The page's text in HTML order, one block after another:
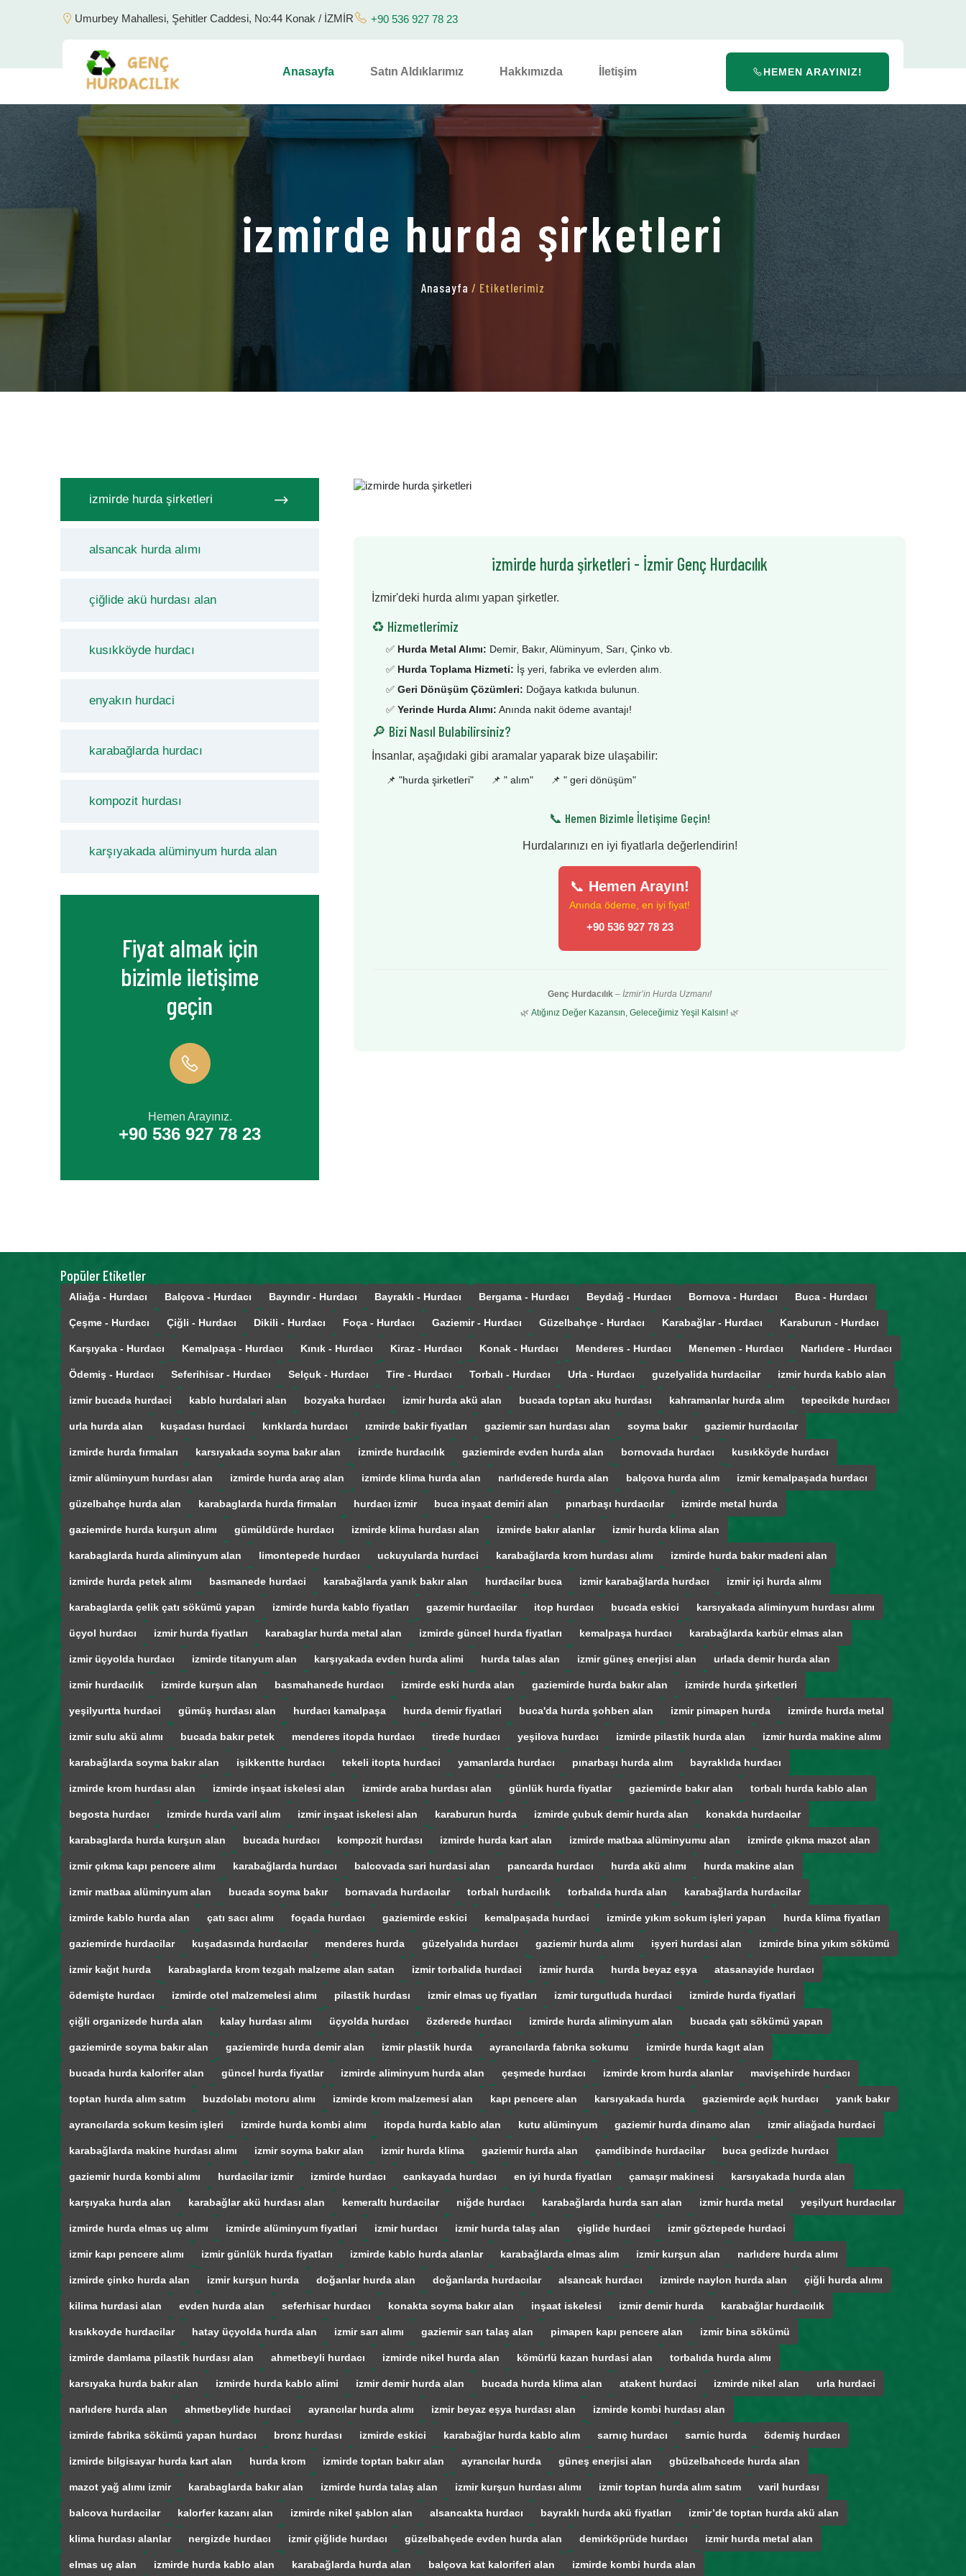
Umurbey Mahallesi, Şehitler Caddesi, No:44 Konak / İZMİR +90 536 927 78 23
Anasayfa Satın Aldıklarımız Hakkımızda İletişim HEMEN ARAYINIZ!
izmirde hurda şirketleri
Anasayfa / Etiketlerimiz
izmirde hurda şirketleri
alsancak hurda alımı
çiğlide akü hurdası alan
kusıkköyde hurdacı
enyakın hurdaci
karabağlarda hurdacı
kompozit hurdası
karşıyakada alüminyum hurda alan
Fiyat almak için
bizimle iletişime
geçin
Hemen Arayınız.
+90 536 927 78 23
izmirde hurda şirketleri - İzmir Genç Hurdacılık
İzmir'deki hurda alımı yapan şirketler.
♻️ Hizmetlerimiz
✅ Hurda Metal Alımı: Demir, Bakır, Alüminyum, Sarı, Çinko vb.
✅ Hurda Toplama Hizmeti: İş yeri, fabrika ve evlerden alım.
✅ Geri Dönüşüm Çözümleri: Doğaya katkıda bulunun.
✅ Yerinde Hurda Alımı: Anında nakit ödeme avantajı!
🔎 Bizi Nasıl Bulabilirsiniz?
İnsanlar, aşağıdaki gibi aramalar yaparak bize ulaşabilir:
📌 "hurda şirketleri" 📌 " alım" 📌 " geri dönüşüm"
📞 Hemen Bizimle İletişime Geçin!
Hurdalarınızı en iyi fiyatlarla değerlendirin!
📞 Hemen Arayın!
Anında ödeme, en iyi fiyat!
+90 536 927 78 23
Genç Hurdacılık – İzmir’in Hurda Uzmanı!
🌿 Atığınız Değer Kazansın, Geleceğimiz Yeşil Kalsın! 🌿
Popüler Etiketler
Aliağa - Hurdacı Balçova - Hurdacı Bayındır - Hurdacı Bayraklı - Hurdacı Bergama - Hurdacı Beydağ - Hurdacı Bornova - Hurdacı Buca - Hurdacı
Çeşme - Hurdacı Çiğli - Hurdacı Dikili - Hurdacı Foça - Hurdacı Gaziemir - Hurdacı Güzelbahçe - Hurdacı Karabağlar - Hurdacı Karaburun - Hurdacı
Karşıyaka - Hurdacı Kemalpaşa - Hurdacı Kınık - Hurdacı Kiraz - Hurdacı Konak - Hurdacı Menderes - Hurdacı Menemen - Hurdacı Narlıdere - Hurdacı
Ödemiş - Hurdacı Seferihisar - Hurdacı Selçuk - Hurdacı Tire - Hurdacı Torbalı - Hurdacı Urla - Hurdacı guzelyalida hurdacilar izmir hurda kablo alan
izmir bucada hurdaci kablo hurdalari alan bozyaka hurdacı izmir hurda akü alan bucada toptan aku hurdası kahramanlar hurda alım tepecikde hurdacı
urla hurda alan kuşadası hurdaci kırıklarda hurdacı ızmirde bakir fiyatları gaziemir sarı hurdası alan soyma bakır gaziemir hurdacılar
izmirde hurda fırmaları karsıyakada soyma bakır alan izmirde hurdacılık gaziemirde evden hurda alan bornovada hurdacı kusıkköyde hurdacı
izmir alüminyum hurdası alan izmirde hurda araç alan izmirde klima hurda alan narlıderede hurda alan balçova hurda alım izmir kemalpaşada hurdacı
güzelbahçe hurda alan karabaglarda hurda firmaları hurdacı izmir buca inşaat demiri alan pınarbaşı hurdacılar izmirde metal hurda
gaziemirde hurda kurşun alımı gümüldürde hurdacı izmirde klima hurdası alan izmirde bakır alanlar izmir hurda klima alan
karabaglarda hurda aliminyum alan limontepede hurdacı uckuyularda hurdaci karabağlarda krom hurdası alımı izmirde hurda bakır madeni alan
izmirde hurda petek alımı basmanede hurdaci karabağlarda yanık bakır alan hurdacilar buca izmir karabağlarda hurdacı izmir içi hurda alımı
karabaglarda çelik çatı sökümü yapan izmirde hurda kablo fiyatları gazemir hurdacilar itop hurdacı bucada eskici karsıyakada aliminyum hurdası alımı
üçyol hurdacı izmir hurda fiyatları karabaglar hurda metal alan izmirde güncel hurda fiyatları kemalpaşa hurdacı karabağlarda karbür elmas alan
izmir üçyolda hurdacı izmirde titanyum alan karşıyakada evden hurda alimi hurda talas alan izmir güneş enerjisi alan urlada demir hurda alan
izmir hurdacılık izmirde kurşun alan basmahanede hurdacı izmirde eski hurda alan gaziemirde hurda bakır alan izmirde hurda şirketleri
yeşilyurtta hurdaci gümüş hurdası alan hurdacı kamalpaşa hurda demir fiyatlari buca'da hurda şohben alan izmir pimapen hurda izmirde hurda metal
izmir sulu akü alımı bucada bakır petek menderes itopda hurdacı tirede hurdacı yeşilova hurdacı izmirde pilastik hurda alan izmir hurda makine alımı
karabağlarda soyma bakır alan işikkentte hurdacı tekeli itopta hurdaci yamanlarda hurdacı pınarbaşı hurda alım bayraklıda hurdacı
izmirde krom hurdası alan izmirde inşaat iskelesi alan izmirde araba hurdası alan günlük hurda fiyatlar gaziemirde bakır alan torbalı hurda kablo alan
begosta hurdacı izmirde hurda varil alım izmir inşaat iskelesi alan karaburun hurda izmirde çubuk demir hurda alan konakda hurdacılar
karabaglarda hurda kurşun alan bucada hurdacı kompozit hurdası izmirde hurda kart alan izmirde matbaa alüminyumu alan izmirde çıkma mazot alan
izmir çıkma kapı pencere alımı karabağlarda hurdacı balcovada sari hurdasi alan pancarda hurdacı hurda akü alımı hurda makine alan
izmir matbaa alüminyum alan bucada soyma bakır bornavada hurdacılar torbalı hurdacılık torbalıda hurda alan karabağlarda hurdacilar
izmirde kablo hurda alan çatı sacı alımı foçada hurdacı gaziemirde eskici kemalpaşada hurdaci izmirde yıkım sokum işleri yapan hurda klima fiyatları
gaziemirde hurdacilar kuşadasında hurdacılar menderes hurda güzelyalıda hurdacı gaziemir hurda alımı işyeri hurdasi alan izmirde bina yıkım sökümü
izmir kağıt hurda karabaglarda krom tezgah malzeme alan satan izmir torbalida hurdaci izmir hurda hurda beyaz eşya atasanayide hurdacı
ödemişte hurdacı izmirde otel malzemelesi alımı pilastik hurdası izmir elmas uç fiyatları izmir turgutluda hurdaci izmirde hurda fiyatlari
çiğli organizede hurda alan kalay hurdası alımı üçyolda hurdacı özderede hurdacı izmirde hurda aliminyum alan bucada çatı sökümü yapan
gaziemirde soyma bakır alan gaziemirde hurda demir alan izmir plastik hurda ayrancılarda fabrıka sokumu izmirde hurda kagıt alan
bucada hurda kalorifer alan güncel hurda fiyatlar izmirde aliminyum hurda alan çeşmede hurdacı izmirde krom hurda alanlar mavişehirde hurdacı
toptan hurda alım satım buzdolabı motoru alımı izmirde krom malzemesi alan kapı pencere alan karsıyakada hurda gaziemirde açık hurdacı yanık bakır
ayrancılarda sokum kesim işleri izmirde hurda kombi alımı itopda hurda kablo alan kutu alüminyum gaziemir hurda dinamo alan izmir aliağada hurdaci
karabağlarda makine hurdası alımı izmir soyma bakır alan izmir hurda klima gaziemir hurda alan çamdibinde hurdacilar buca gedizde hurdacı
gaziemir hurda kombi alımı hurdacilar izmir izmirde hurdacı cankayada hurdacı en iyi hurda fiyatları çamaşır makinesi karsıyakada hurda alan
karşıyaka hurda alan karabağlar akü hurdası alan kemeraltı hurdacilar niğde hurdacı karabağlarda hurda sarı alan izmir hurda metal yeşilyurt hurdacılar
izmirde hurda elmas uç alımı izmirde alüminyum fiyatlari izmir hurdacı izmir hurda talaş alan çiglide hurdaci izmir göztepede hurdaci
izmir kapı pencere alımı izmir günlük hurda fiyatları izmirde kablo hurda alanlar karabağlarda elmas alım izmir kurşun alan narlıdere hurda alımı
izmirde çinko hurda alan izmir kurşun hurda doğanlar hurda alan doğanlarda hurdacılar alsancak hurdacı izmirde naylon hurda alan çiğli hurda alımı
kilima hurdasi alan evden hurda alan seferhisar hurdacı konakta soyma bakır alan inşaat iskelesi izmir demir hurda karabağlar hurdacılık
kısıkkoyde hurdacilar hatay üçyolda hurda alan izmir sarı alımı gaziemir sarı talaş alan pimapen kapı pencere alan izmir bina sökümü
izmirde damlama pilastik hurdası alan ahmetbeyli hurdacı izmirde nikel hurda alan kömürlü kazan hurdasi alan torbalıda hurda alımı
karsıyaka hurda bakır alan izmirde hurda kablo alimi izmir demir hurda alan bucada hurda klima alan atakent hurdaci izmirde nikel alan urla hurdaci
narlıdere hurda alan ahmetbeylide hurdaci ayrancılar hurda alımı izmir beyaz eşya hurdası alan izmirde kombi hurdası alan
izmirde fabrika sökümü yapan hurdacı bronz hurdası izmirde eskici karabağlar hurda kablo alım sarnıç hurdacı sarnic hurda ödemiş hurdacı
izmirde bilgisayar hurda kart alan hurda krom izmirde toptan bakır alan ayrancılar hurda güneş enerjisi alan gbüzelbahcede hurda alan
mazot yağ alımı izmir karabaglarda bakır alan izmirde hurda talaş alan izmir kurşun hurdası alımı izmir toptan hurda alım satım varil hurdası
balcova hurdacilar kalorfer kazanı alan izmirde nikel şablon alan alsancakta hurdacı bayraklı hurda akü fiyatları izmir’de toptan hurda akü alan
klima hurdası alanlar nergizde hurdacı izmir çiğlide hurdacı güzelbahçede evden hurda alan demirköprüde hurdacı izmir hurda metal alan
elmas uç alan izmirde hurda kablo alan karabağlarda hurda alan balçova kat kaloriferi alan izmirde kombi hurda alan